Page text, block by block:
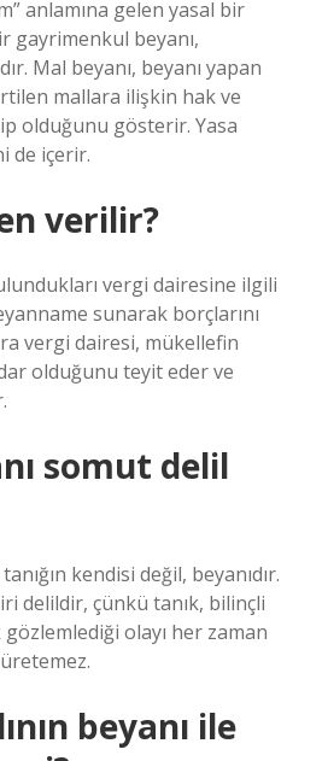
anlamına gelen yasal bir
gayrimenkul beyanı,
Mal beyanı, beyanı yapan
mallara ilişkin hak ve
olduğunu gösterir. Yasa
de içerir.
verilir?
vergi dairesine ilgili
sunarak borçlarını
vergi dairesi, mükellefin
olduğunu teyit eder ve
somut delil
kendisi değil, beyanıdır.
delildir, çünkü tanık, bilinçli
olayı her zaman
beyanı ile